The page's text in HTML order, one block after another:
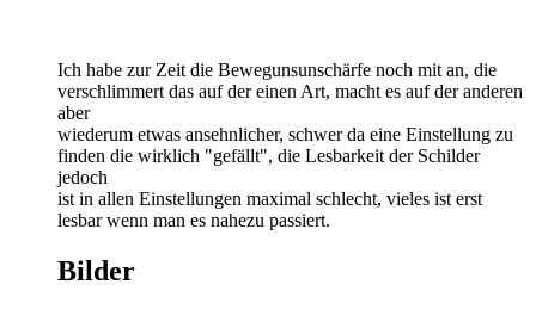
Ich habe zur Zeit die Bewegunsunschärfe noch mit an, die
verschlimmert das auf der einen Art, macht es auf der anderen
aber
wiederum etwas ansehnlicher, schwer da eine Einstellung zu
finden die wirklich "gefällt", die Lesbarkeit der Schilder
jedoch
ist in allen Einstellungen maximal schlecht, vieles ist erst
lesbar wenn man es nahezu passiert.
Bilder